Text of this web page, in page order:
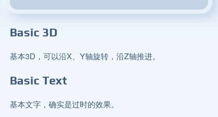
Basic 3D
基本3D，可以沿X、Y轴旋转，沿Z轴推进。
Basic Text
基本文字，确实是过时的效果。